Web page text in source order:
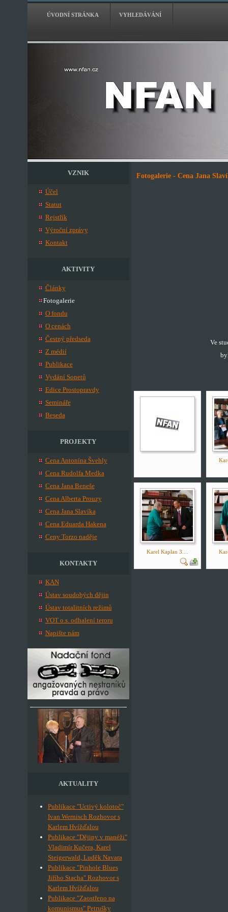
ÚVODNÍ STRÁNKA VYHLEDÁVÁNÍ
VZNIK
Účel
Statut
Rejstřík
Výroční zprávy
Kontakt
AKTIVITY
Články
Fotogalerie
O fondu
O cenách
Čestný předseda
Z médií
Publikace
Vydání Sonetů
Edice Prostopravdy
Semináře
Beseda
PROJEKTY
Cena Antonína Švehly
Cena Rudolfa Medka
Cena Jana Beneše
Cena Alberta Prouzy
Cena Jana Slavíka
Cena Eduarda Hakena
Ceny Torzo naděje
KONTAKTY
KAN
Ústav soudobých dějin
Ústav totalitních režimů
VOT o.s. odhalení teroru
Napište nám
AKTUALITY
Publikace "Uctivý kolotoč"
Ivan Wernisch Rozhovor s
Karlem Hvížďalou
Publikace "Dějiny v manéži"
Vladimír Kučera, Karel
Steigerwald, Luděk Navara
Publikace "Pinhole Blues
Jiřího Stacha" Rozhovor s
Karlem Hvížďalou
Publikace "Zaostřeno na
komunismus" Petrušky
Fotogalerie - Cena Jana
Ve
Karel Kaplan 3....